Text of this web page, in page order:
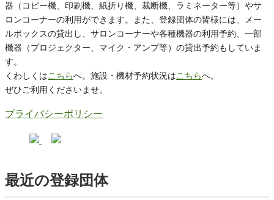
器（コピー機、印刷機、紙折り機、裁断機、ラミネーター等）やサ
ロンコーナーの利用ができます。また、登録団体の皆様には、メー
ルボックスの貸出し、サロンコーナーや各種機器の利用予約、一部
機器（プロジェクター、マイク・アンプ等）の貸出予約もしていま
す。
くわしくはこちらへ。施設・機材予約状況はこちらへ。
ぜひご利用くださいませ。
プライバシーポリシー
最近の登録団体